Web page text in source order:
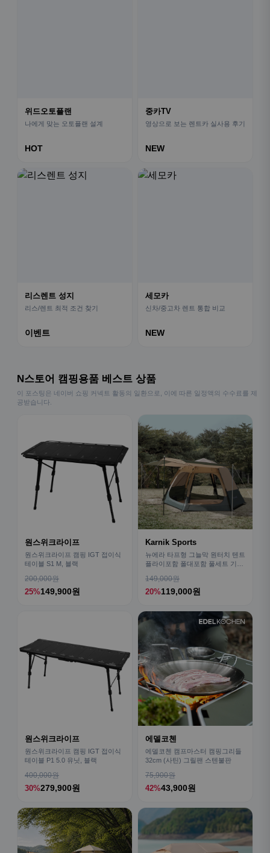
위드오토플랜
나에게 맞는 오토플랜 설계
HOT
중카TV
영상으로 보는 렌트카 실사용 후기
NEW
리스렌트 성지
리스/렌트 최적 조건 찾기
이벤트
세모카
신차/중고차 렌트 통합 비교
NEW
N스토어 캠핑용품 베스트 상품
이 포스팅은 네이버 쇼핑 커넥트 활동의 일환으로, 이에 따른 일정액의 수수료를 제
공받습니다.
원스위크라이프
원스위크라이프 캠핑 IGT 접이식
테이블 S1 M, 블랙
200,000원
25%149,900원
Karnik Sports
뉴에라 타프형 그늘막 원터치 텐트
플라이포함 폴대포함 풀세트 기본
149,000원
20%119,000원
원스위크라이프
원스위크라이프 캠핑 IGT 접이식
테이블 P1 5.0 유닛, 블랙
400,000원
30%279,900원
에델코첸
에델코첸 캠프마스터 캠핑그리들
32cm (사틴) 그릴팬 스텐불판
75,900원
42%43,900원